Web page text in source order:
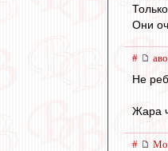
Они
#
Не
Жара
#